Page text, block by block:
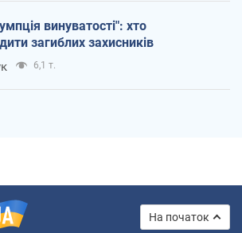
винуватості": хто
загиблих захисників
6,1 т.
На початок